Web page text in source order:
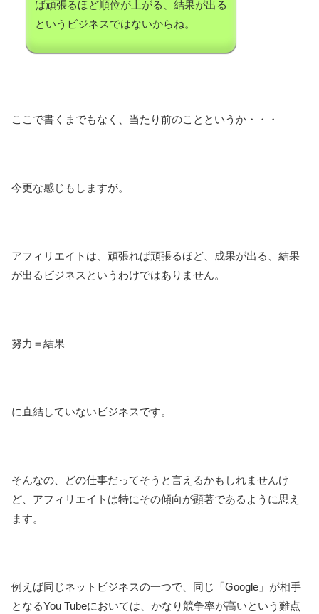
ば頑張るほど順位が上がる、結果が出る
というビジネスではないからね。
ここで書くまでもなく、当たり前のことというか・・・
今更な感じもしますが。
アフィリエイトは、頑張れば頑張るほど、成果が出る、結果
が出るビジネスというわけではありません。
努力＝結果
に直結していないビジネスです。
そんなの、どの仕事だってそうと言えるかもしれませんけ
ど、アフィリエイトは特にその傾向が顕著であるように思え
ます。
例えば同じネットビジネスの一つで、同じ「Google」が相手
となるYou Tubeにおいては、かなり競争率が高いという難点